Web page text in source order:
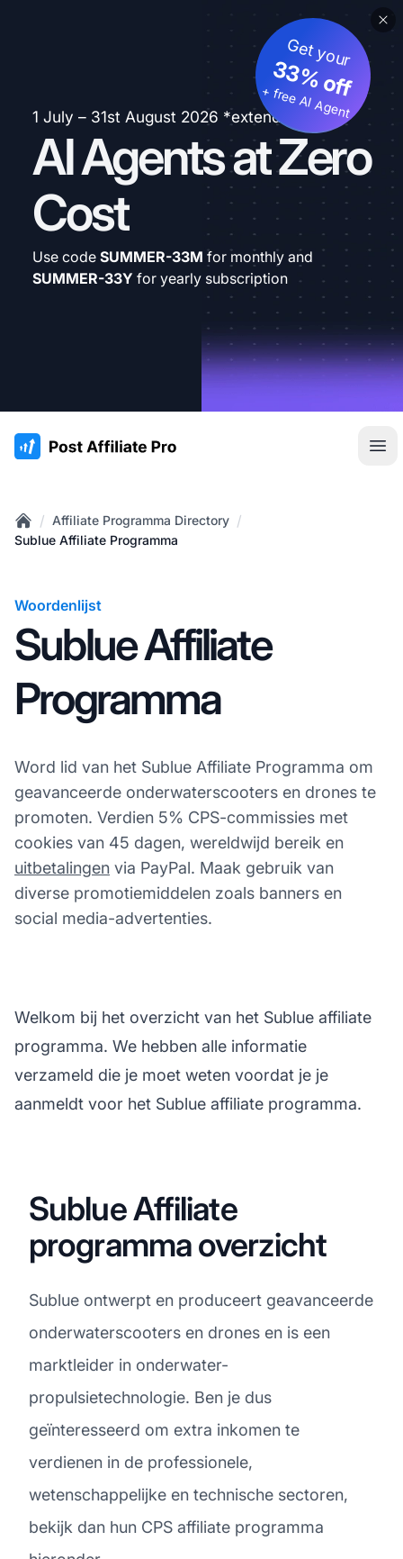
1 July – 31st August 2026 *extended
AI Agents at Zero
Cost
Get your
33% off
+ free AI Agent
Use code SUMMER-33M for monthly and
SUMMER-33Y for yearly subscription
:site.title
Home
/ Affiliate Programma Directory /
Sublue Affiliate Programma
Woordenlijst
Sublue Affiliate
Programma
Word lid van het Sublue Affiliate Programma om
geavanceerde onderwaterscooters en drones te
promoten. Verdien 5% CPS-commissies met
cookies van 45 dagen, wereldwijd bereik en
uitbetalingen via PayPal. Maak gebruik van
diverse promotiemiddelen zoals banners en
social media-advertenties.
Welkom bij het overzicht van het Sublue affiliate
programma. We hebben alle informatie
verzameld die je moet weten voordat je je
aanmeldt voor het Sublue affiliate programma.
Sublue Affiliate
programma overzicht
Sublue ontwerpt en produceert geavanceerde
onderwaterscooters en drones en is een
marktleider in onderwater-
propulsietechnologie. Ben je dus
geïnteresseerd om extra inkomen te
verdienen in de professionele,
wetenschappelijke en technische sectoren,
bekijk dan hun CPS affiliate programma